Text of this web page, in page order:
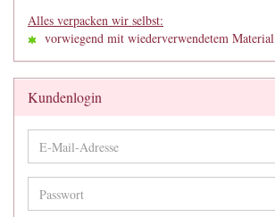
Alles verpacken wir selbst:
vorwiegend mit wiederverwendetem Material
Kundenlogin
E-
Mail-
Adresse
Passwort